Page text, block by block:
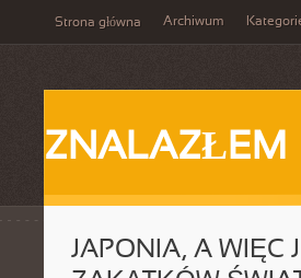
Strona główna Archiwum
ZNALAZŁEM
JAPONIA, A WIĘC